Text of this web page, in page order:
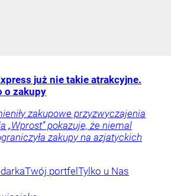
już nie takie atrakcyjne.
o zakupy
zakupowe przyzwyczajenia
„Wprost” pokazuje, że niemal
zakupy na azjatyckich
Twój portfel Tylko u Nas